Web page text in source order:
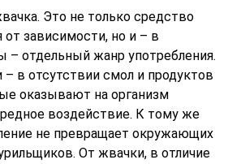
Это не только средство
от зависимости, но и – в
– отдельный жанр употребления.
в отсутствии смол и продуктов
оказывают на организм
воздействие. К тому же
не превращает окружающих
От жвачки, в отличие